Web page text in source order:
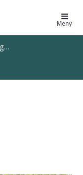
Meny
Arkitektur- og byggbiblioteket